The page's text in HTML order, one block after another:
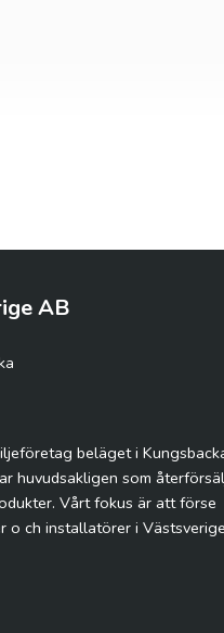
AB
beläget i
huvudsakligen som
Vårt fokus är att förse
o ch installatörer i